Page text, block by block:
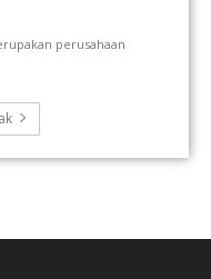
perusahaan